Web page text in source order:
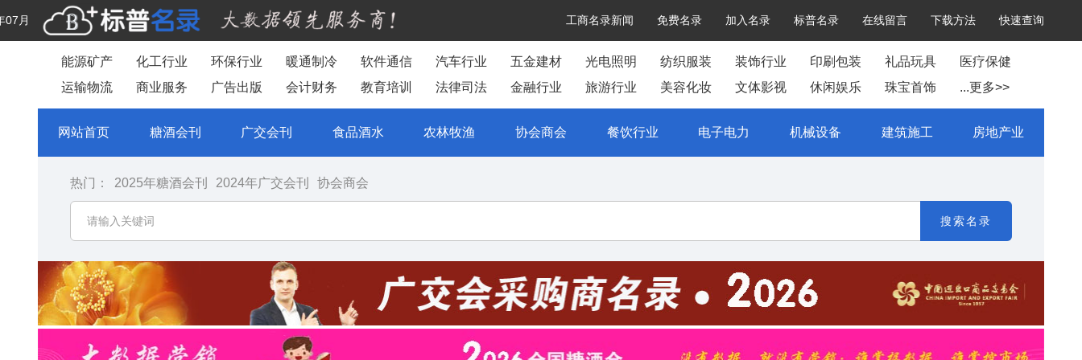
工商名录新闻 免费名录 加入名录 标普名录 在线留言 下载方法 快速查询
07月
能源矿产 化工行业 环保行业 暖通制冷 软件通信 汽车行业 五金建材 光电照明 纺织服装 装饰行业 印刷包装 礼品玩具
医疗保健
运输物流
商业服务 广告出版 会计财务 教育培训 法律司法 金融行业 旅游行业 美容化妆 文体影视 休闲娱乐 珠宝首饰 ...更多>>
网站首页 糖酒会刊 广交会刊 食品酒水 农林牧渔 协会商会 餐饮行业 电子电力 机械设备 建筑施工 房地产业
热门： 2025年糖酒会刊 2024年广交会刊 协会商会
搜索名录